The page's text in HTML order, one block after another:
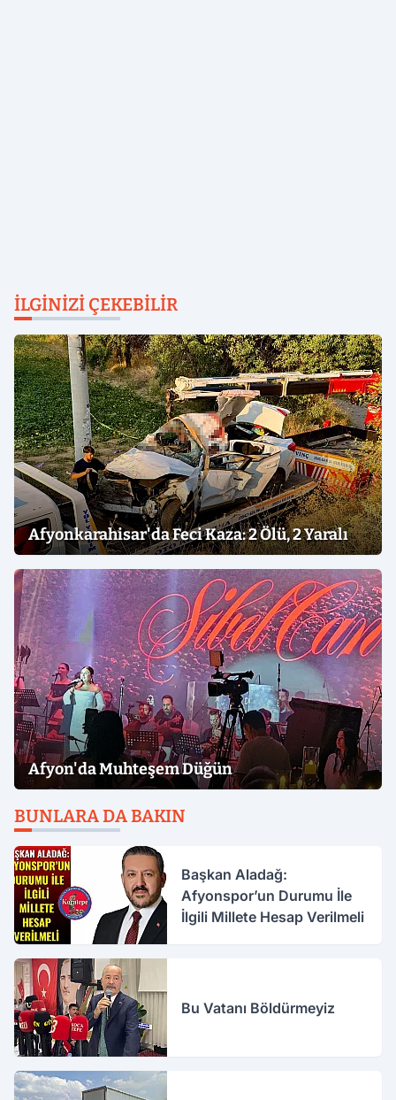
İLGINIZI ÇEKEBILIR
Afyonkarahisar'da Feci Kaza: 2 Ölü, 2 Yaralı
Afyon'da Muhteşem Düğün
BUNLARA DA BAKIN
Başkan Aladağ:
Afyonspor’un Durumu İle
İlgili Millete Hesap Verilmeli
Bu Vatanı Böldürmeyiz